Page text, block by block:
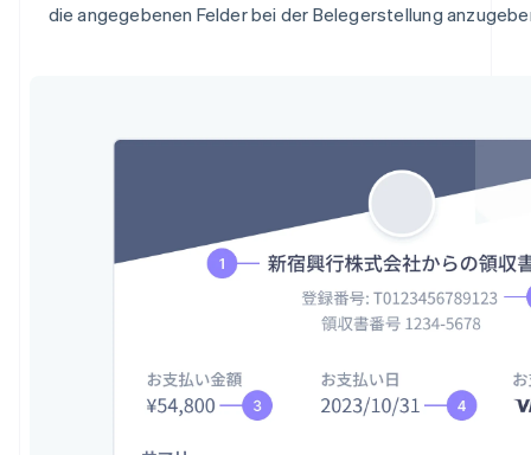
die angegebenen Felder bei der Belegerstellung